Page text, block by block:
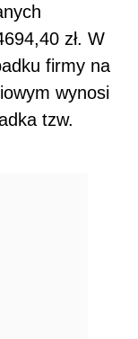
zł. W
firmy na
wynosi
tzw.